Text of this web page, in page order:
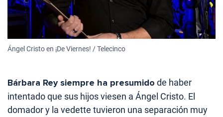
Ángel Cristo en ¡De Viernes! / Telecinco
Bárbara Rey siempre ha presumido de haber
intentado que sus hijos viesen a Ángel Cristo. El
domador y la vedette tuvieron una separación muy